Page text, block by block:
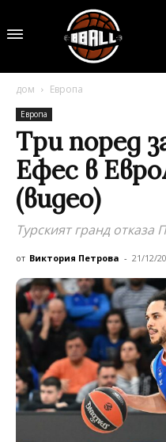
дом Европа
Европа
Три поред
Ефес в
(видео)
Турският гранд отказа
от Виктория Петрова - 21/12/